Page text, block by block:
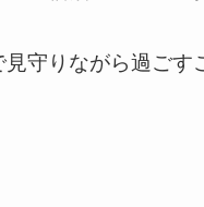
守りながら過ごす